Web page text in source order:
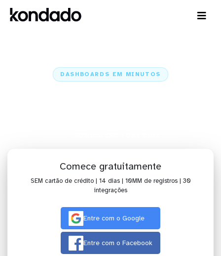
DASHBOARDS EM MINUTOS
Comece gratuitamente
SEM cartão de crédito | 14 dias | 10MM de registros | 30
integrações
Entre com o Google
Entre com o Facebook